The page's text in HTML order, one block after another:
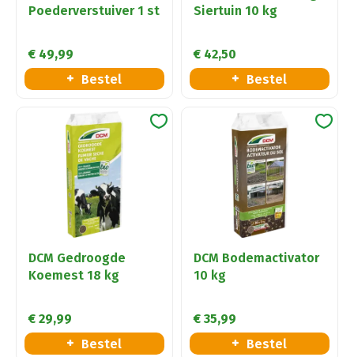
Poederverstuiver 1 st
€ 49,99
Bestel
Siertuin 10 kg
€ 42,50
Bestel
DCM Gedroogde
Koemest 18 kg
€ 29,99
Bestel
DCM Bodemactivator
10 kg
€ 35,99
Bestel